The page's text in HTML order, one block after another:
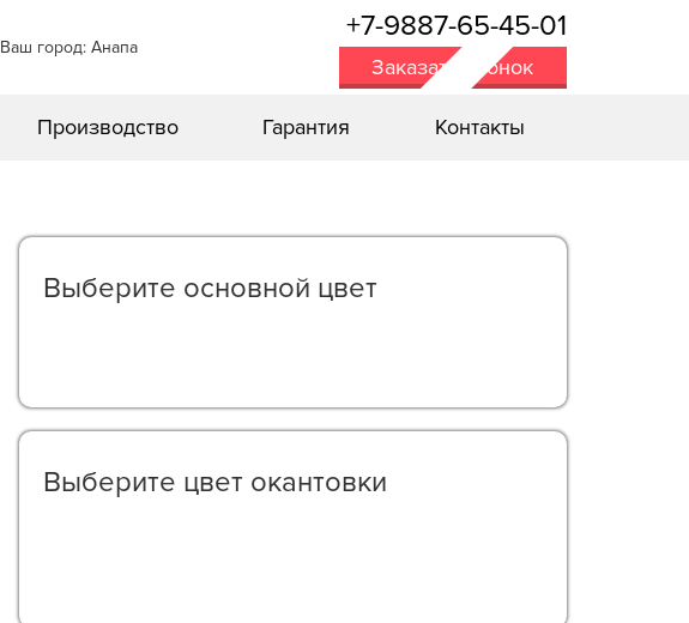
Ваш город: Анапа
+7-9887-65-45-01
Заказать звонок
Производство Гарантия Контакты
Выберите oсновной цвет
Выберите цвет окантовки